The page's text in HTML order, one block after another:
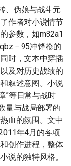
、伪娘与战斗元
作者对小说情节
参数，如m82a1
－95冲锋枪的
时，文本中穿插
及对历史战绩的
叙述意图。小说
”等日常与战时
量与战局部署的
血的氛围。文中
年4月的各项
创作进程，整体
说的独特风格。